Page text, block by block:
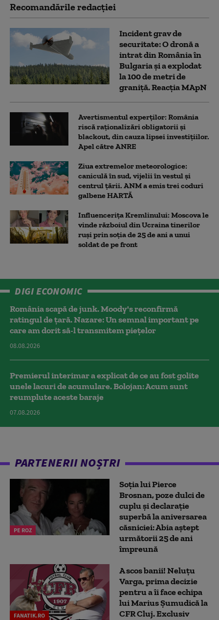
Recomandările redacţiei
Incident grav de
securitate: O dronă a
intrat din România în
Bulgaria şi a explodat
la 100 de metri de
graniţă. Reacția MApN
Avertismentul experților: România
riscă raționalizări obligatorii și
blackout, din cauza lipsei investițiilor.
Apel către ANRE
Ziua extremelor meteorologice:
caniculă în sud, vijelii în vestul și
centrul țării. ANM a emis trei coduri
galbene HARTĂ
Influencerița Kremlinului: Moscova le
vinde războiul din Ucraina tinerilor
ruși prin soția de 25 de ani a unui
soldat de pe front
DIGI ECONOMIC
România scapă de junk. Moody's reconfirmă
ratingul de țară. Nazare: Un semnal important pe
care am dorit să-l transmitem piețelor
08.08.2026
Premierul interimar a explicat de ce au fost golite
unele lacuri de acumulare. Bolojan: Acum sunt
reumplute aceste baraje
07.08.2026
PARTENERII NOȘTRI
PE ROZ
Soția lui Pierce
Brosnan, poze dulci de
cuplu și declarație
superbă la aniversarea
căsniciei: Abia aștept
următorii 25 de ani
împreună
FANATIK.RO
A scos banii! Neluțu
Varga, prima decizie
pentru a îi face echipa
lui Marius Șumudică la
CFR Cluj. Exclusiv